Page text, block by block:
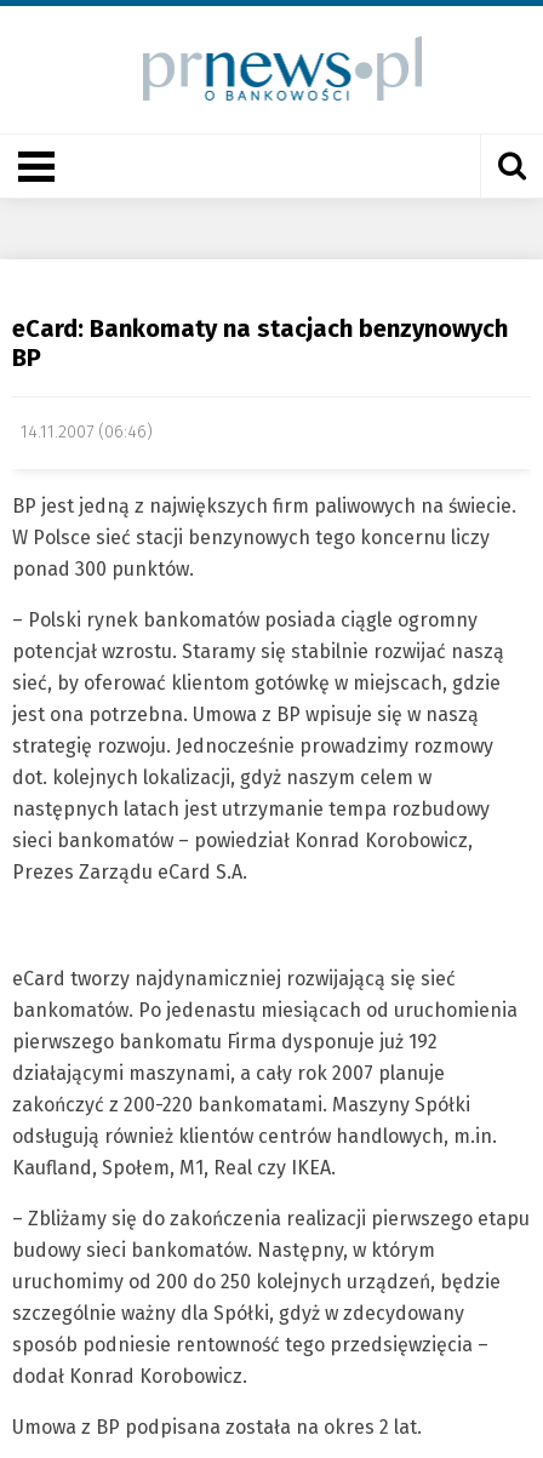
eCard: Bankomaty na stacjach benzynowych
BP
14.11.2007 (06:46)
BP jest jedną z największych firm paliwowych na świecie.
W Polsce sieć stacji benzynowych tego koncernu liczy
ponad 300 punktów.
– Polski rynek bankomatów posiada ciągle ogromny
potencjał wzrostu. Staramy się stabilnie rozwijać naszą
sieć, by oferować klientom gotówkę w miejscach, gdzie
jest ona potrzebna. Umowa z BP wpisuje się w naszą
strategię rozwoju. Jednocześnie prowadzimy rozmowy
dot. kolejnych lokalizacji, gdyż naszym celem w
następnych latach jest utrzymanie tempa rozbudowy
sieci bankomatów – powiedział Konrad Korobowicz,
Prezes Zarządu eCard S.A.
eCard tworzy najdynamiczniej rozwijającą się sieć
bankomatów. Po jedenastu miesiącach od uruchomienia
pierwszego bankomatu Firma dysponuje już 192
działającymi maszynami, a cały rok 2007 planuje
zakończyć z 200-220 bankomatami. Maszyny Spółki
odsługują również klientów centrów handlowych, m.in.
Kaufland, Społem, M1, Real czy IKEA.
– Zbliżamy się do zakończenia realizacji pierwszego etapu
budowy sieci bankomatów. Następny, w którym
uruchomimy od 200 do 250 kolejnych urządzeń, będzie
szczególnie ważny dla Spółki, gdyż w zdecydowany
sposób podniesie rentowność tego przedsięwzięcia –
dodał Konrad Korobowicz.
Umowa z BP podpisana została na okres 2 lat.